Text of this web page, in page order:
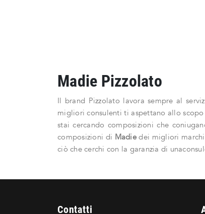
Madie Pizzolato
Il brand Pizzolato lavora sempre al
migliori consulenti ti aspettano allo
stai cercando composizioni che
composizioni di Madiedei migliori
ciò che cerchi con la garanzia di
Contatti